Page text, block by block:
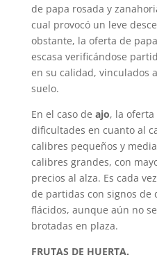
de papa rosada y
cual provocó un leve
obstante, la oferta de
escasa verificándose
en su calidad, vinculados
suelo.
En el caso de ajo, la
dificultades en cuanto al
calibres pequeños y
calibres grandes, con
precios al alza. Es cada
de partidas con signos de
flácidos, aunque aún no
brotadas en plaza.
FRUTAS DE HUERTA.